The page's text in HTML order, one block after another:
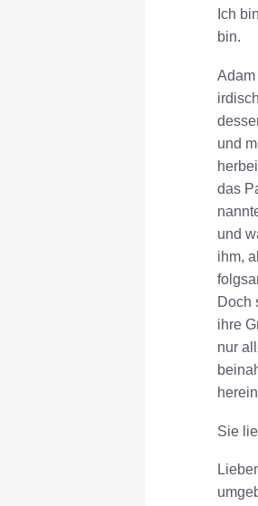
Ich
bin.
und
das
und
ihm,
Doch
ihre
nur
Sie